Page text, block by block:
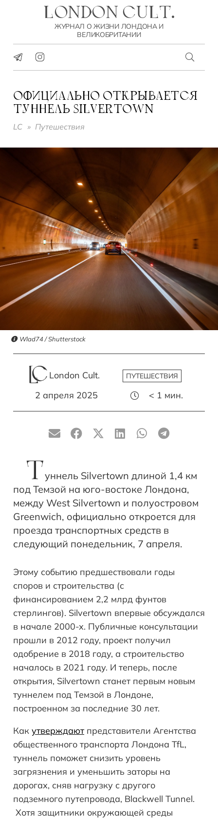
LONDON CULT.
ЖУРНАЛ О ЖИЗНИ ЛОНДОНА И
ВЕЛИКОБРИТАНИИ
ОФИЦИАЛЬНО ОТКРЫВАЕТСЯ
ТУННЕЛЬ SILVERTOWN
LC » Путешествия
Wlad74 / Shutterstock
London Cult. ПУТЕШЕСТВИЯ
2 апреля 2025 < 1 мин.
Туннель Silvertown длиной 1,4 км
под Темзой на юго-востоке Лондона,
между West Silvertown и полуостровом
Greenwich, официально откроется для
проезда транспортных средств в
следующий понедельник, 7 апреля.
Этому событию предшествовали годы
споров и строительства (с
финансированием 2,2 млрд фунтов
стерлингов). Silvertown впервые обсуждался
в начале 2000-х. Публичные консультации
прошли в 2012 году, проект получил
одобрение в 2018 году, а строительство
началось в 2021 году. И теперь, после
открытия, Silvertown станет первым новым
туннелем под Темзой в Лондоне,
построенном за последние 30 лет.
Как утверждаютпредставители Агентства
общественного транспорта Лондона TfL,
туннель поможет снизить уровень
загрязнения и уменьшить заторы на
дорогах, сняв нагрузку с другого
подземного путепровода, Blackwell Tunnel.
Хотя защитники окружающей среды